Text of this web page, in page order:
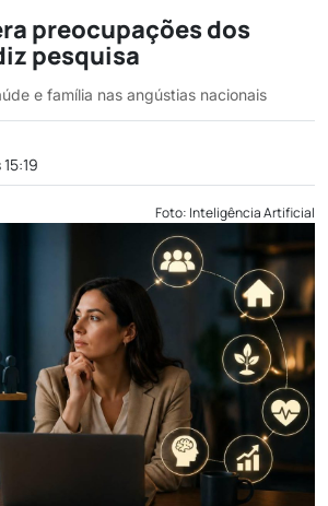
preocupações dos
pesquisa
e família nas angústias nacionais
Foto: Inteligência Artificial